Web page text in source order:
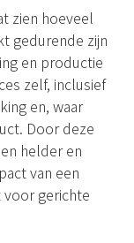
zien hoeveel
gedurende zijn
en productie
zelf, inclusief
en, waar
Door deze
helder en
van een
gerichte